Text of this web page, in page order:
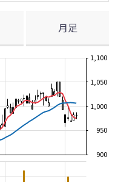
月足
900
950
1,000
1,050
1,100